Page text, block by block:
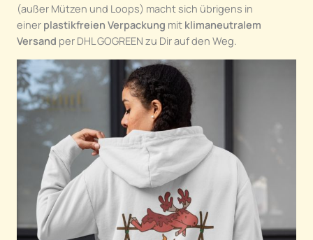
(außer Mützen und Loops) macht sich übrigens in
einer plastikfreien Verpackung mit klimaneutralem
Versand per DHL GOGREEN zu Dir auf den Weg.